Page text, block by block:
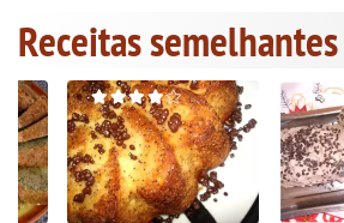
Receitas semelhantes